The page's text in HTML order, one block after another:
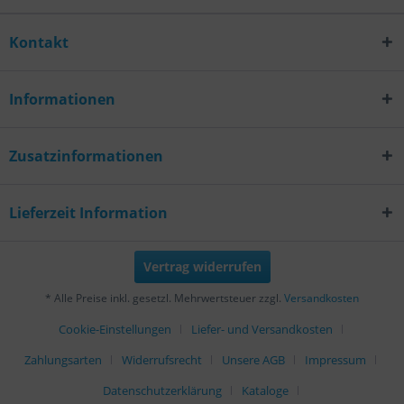
Kontakt
Informationen
Zusatzinformationen
Lieferzeit Information
Vertrag widerrufen
* Alle Preise inkl. gesetzl. Mehrwertsteuer zzgl. Versandkosten
Cookie-Einstellungen
Liefer- und Versandkosten
Zahlungsarten
Widerrufsrecht Unsere AGB
Impressum
Datenschutzerklärung
Kataloge